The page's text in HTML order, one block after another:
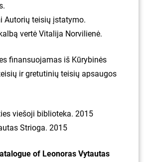
Autorių teisių įstatymo.
vertė Vitalija Norvilienė.
finansuojamas iš Kūrybinės
ir gretutinių teisių apsaugos
viešoji biblioteka. 2015
Strioga. 2015
of Leonoras Vytautas